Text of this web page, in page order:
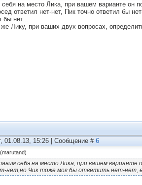
на место Лика, при вашем варианте он
ответил нет-нет, Пик точно ответил бы
бы нет...
же Лику, при ваших двух вопросах,
01.08.13, 15:26 | Сообщение # 6
(marutand)
себя на место Лика, при вашем
нет,но Чик тоже мог бы ответить нет-нет,